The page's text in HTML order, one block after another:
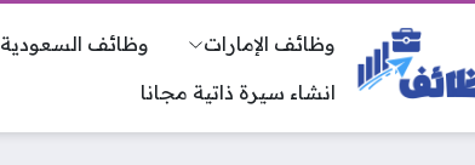
وظائف الإمارات وظائف السعودية
انشاء سيرة ذاتية مجانا